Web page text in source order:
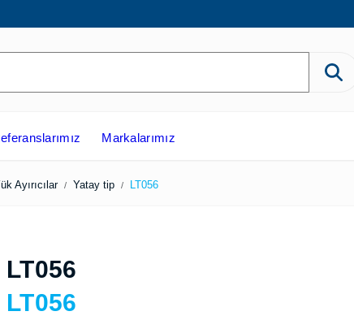
Referanslarımız Markalarımız
Yük Ayırıcılar Yatay tip
LT056
LT056